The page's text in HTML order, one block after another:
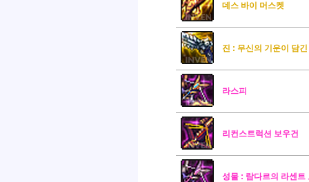
데스 바이 머스켓
진 : 무신의 기운이 담
라스피
리컨스트럭션 보우건
성물 : 람다르의 라센트